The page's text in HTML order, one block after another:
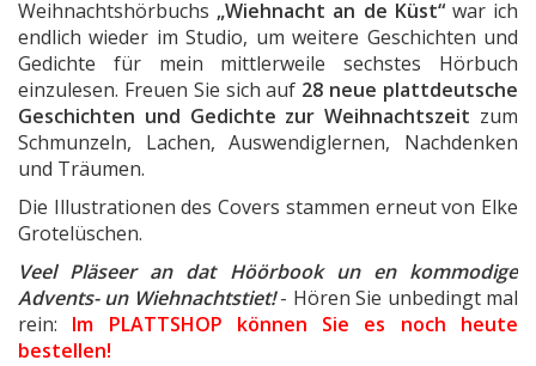
Weihnachtshörbuchs „Wiehnacht an de Küst“war ich
endlich wieder im Studio, um weitere Geschichten und
Gedichte für mein mittlerweile sechstes Hörbuch
einzulesen. Freuen Sie sich auf 28 neue plattdeutsche
Geschichten und Gedichte zur Weihnachtszeit zum
Schmunzeln, Lachen, Auswendiglernen, Nachdenken
und Träumen.
Die Illustrationen des Covers stammen erneut von Elke
Grotelüschen.
Veel Pläseer an dat Höörbook un en kommodige
Advents- un Wiehnachtstiet!- Hören Sie unbedingt mal
rein: Im PLATTSHOP können Sie es noch heute
bestellen!